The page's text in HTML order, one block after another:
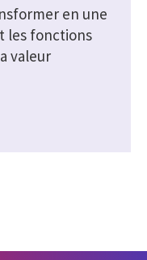
en une
les fonctions
valeur